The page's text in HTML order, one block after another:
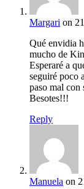
Margari on
Qué envidia
mucho de
Esperaré a
seguiré poco
paso mal
Besotes!!!
Reply
Manuela on